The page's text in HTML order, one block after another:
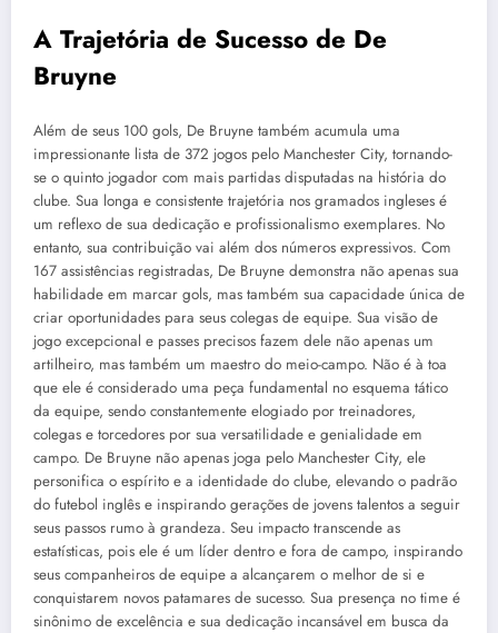
A Trajetória de Sucesso de De
Bruyne
Além de seus 100 gols, De Bruyne também acumula uma
impressionante lista de 372 jogos pelo Manchester City, tornando-
se o quinto jogador com mais partidas disputadas na história do
clube. Sua longa e consistente trajetória nos gramados ingleses é
um reflexo de sua dedicação e profissionalismo exemplares. No
entanto, sua contribuição vai além dos números expressivos. Com
167 assistências registradas, De Bruyne demonstra não apenas sua
habilidade em marcar gols, mas também sua capacidade única de
criar oportunidades para seus colegas de equipe. Sua visão de
jogo excepcional e passes precisos fazem dele não apenas um
artilheiro, mas também um maestro do meio-campo. Não é à toa
que ele é considerado uma peça fundamental no esquema tático
da equipe, sendo constantemente elogiado por treinadores,
colegas e torcedores por sua versatilidade e genialidade em
campo. De Bruyne não apenas joga pelo Manchester City, ele
personifica o espírito e a identidade do clube, elevando o padrão
do futebol inglês e inspirando gerações de jovens talentos a seguir
seus passos rumo à grandeza. Seu impacto transcende as
estatísticas, pois ele é um líder dentro e fora de campo, inspirando
seus companheiros de equipe a alcançarem o melhor de si e
conquistarem novos patamares de sucesso. Sua presença no time é
sinônimo de excelência e sua dedicação incansável em busca da